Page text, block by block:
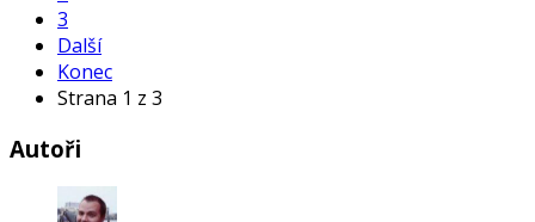
3
Další
Konec
Strana 1 z 3
Autoři